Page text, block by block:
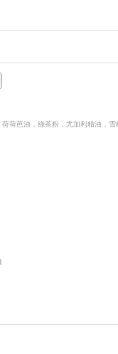
荷芭油，綠茶粉，尤加利精油，雪